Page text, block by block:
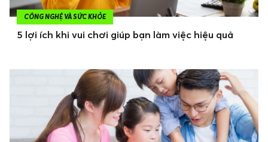
CÔNG NGHỆ VÀ SỨC KHỎE
5 lợi ích khi vui chơi giúp bạn làm việc hiệu quả